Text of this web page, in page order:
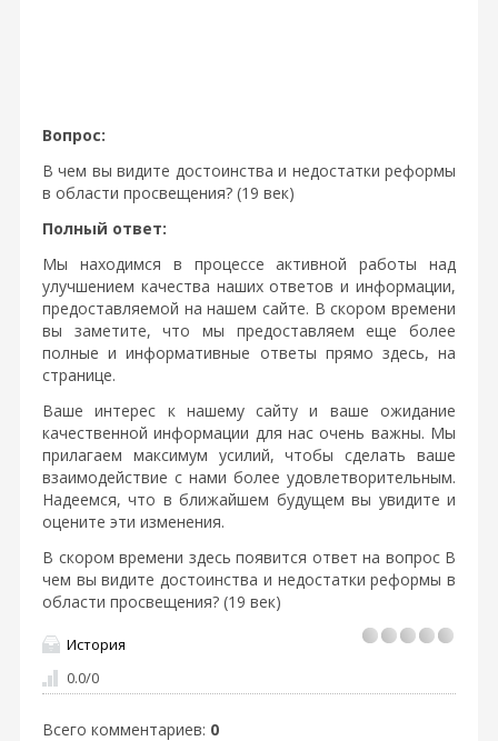
Вопрос:
В чем вы видите достоинства и недостатки реформы
в области просвещения? (19 век)
Полный ответ:
Мы находимся в процессе активной работы над
улучшением качества наших ответов и информации,
предоставляемой на нашем сайте. В скором времени
вы заметите, что мы предоставляем еще более
полные и информативные ответы прямо здесь, на
странице.
Ваше интерес к нашему сайту и ваше ожидание
качественной информации для нас очень важны. Мы
прилагаем максимум усилий, чтобы сделать ваше
взаимодействие с нами более удовлетворительным.
Надеемся, что в ближайшем будущем вы увидите и
оцените эти изменения.
В скором времени здесь появится ответ на вопрос В
чем вы видите достоинства и недостатки реформы в
области просвещения? (19 век)
История
0.0/0
Всего комментариев: 0